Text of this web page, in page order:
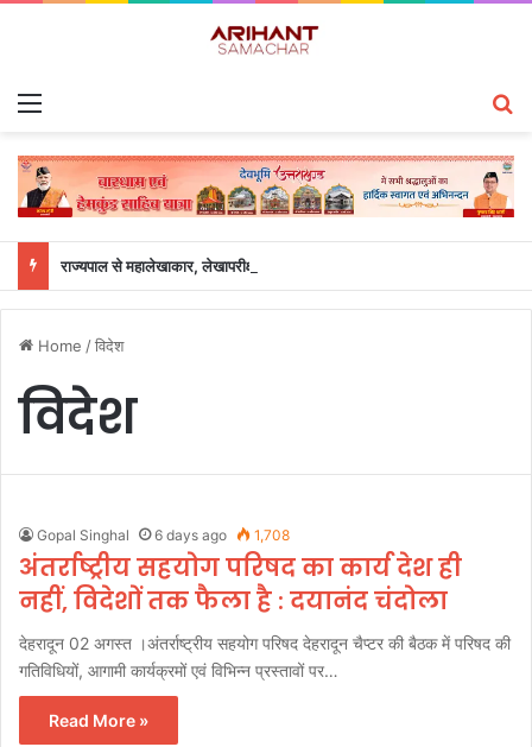
राज्यपाल से महालेखाकार, लेखापरीक्षा उत्तराखंड संजीव कुमार ने की शिष्टाचार भेंट
Home /विदेश
विदेश
Gopal Singhal 6 days ago 1,708
अंतर्राष्ट्रीय सहयोग परिषद का कार्य देश ही
नहीं, विदेशों तक फैला है : दयानंद चंदोला
देहरादून 02 अगस्त ।अंतर्राष्ट्रीय सहयोग परिषद देहरादून चैप्टर की बैठक में परिषद की
गतिविधियों, आगामी कार्यक्रमों एवं विभिन्न प्रस्तावों पर…
Read More »